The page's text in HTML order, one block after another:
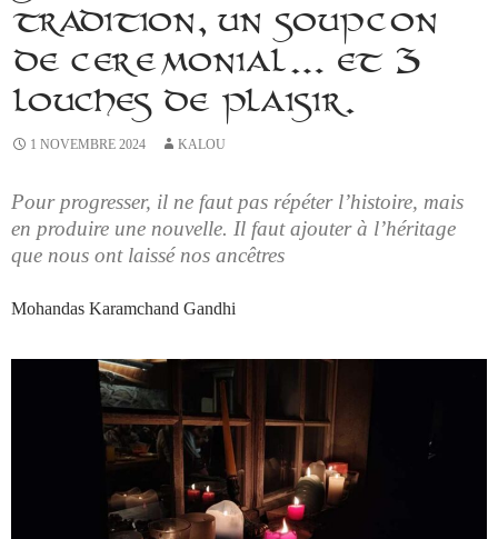
tradition, un soupçon
de cérémonial… et 3
louches de plaisir.
1 NOVEMBRE 2024 KALOU
Pour progresser, il ne faut pas répéter l’histoire, mais
en produire une nouvelle. Il faut ajouter à l’héritage
que nous ont laissé nos ancêtres
Mohandas Karamchand Gandhi